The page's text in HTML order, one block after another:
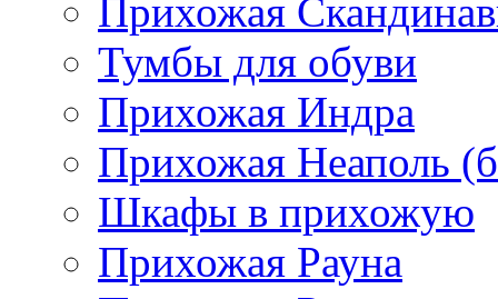
Прихожая
Тумбы для обуви
Прихожая Индра
Прихожая Неаполь
Шкафы в прихожую
Прихожая Рауна